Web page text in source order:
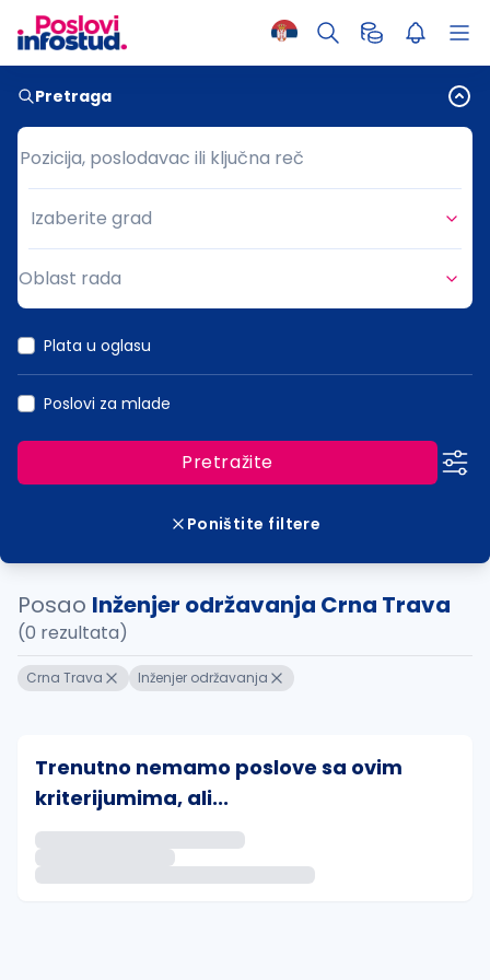
Pretraga
Pozicija, poslodavac ili ključna reč
Pozicija, poslodavac ili ključna reč
Grad
Izaberite grad
Oblast rada
Plata u oglasu
Poslovi za mlade
Pretražite
Poništite filtere
Posao Inženjer održavanja Crna Trava
(0 rezultata)
Crna Trava Inženjer održavanja
Trenutno nemamo poslove sa ovim
kriterijumima, ali...